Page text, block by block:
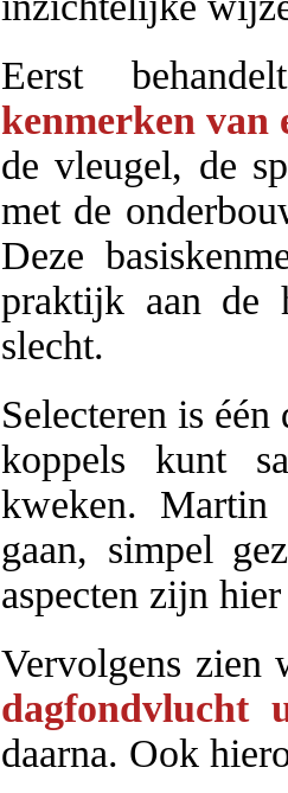
Eerst
kenmerken van
de vleugel, de
met de
Deze
praktijk aan de
slecht.
Selecteren is
koppels kunt
kweken.
gaan, simpel
aspecten zijn
Vervolgens zien
dagfondvlucht
daarna. Ook